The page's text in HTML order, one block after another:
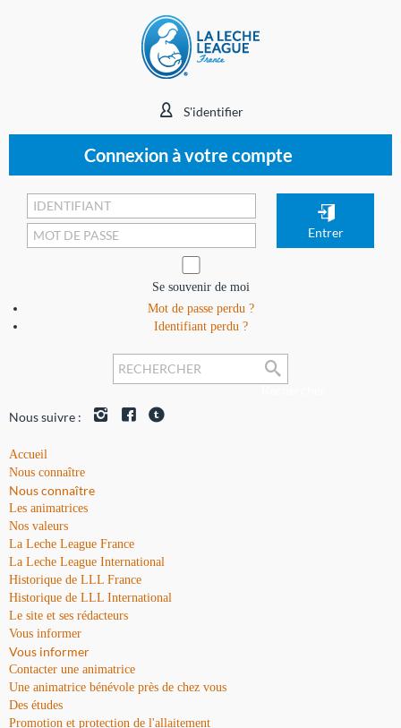
S'identifier
Connexion à votre compte
Se souvenir de moi
Mot de passe perdu ?
Identifiant perdu ?
Nous suivre :
Accueil
Nous connaître
Nous connaître
Les animatrices
Nos valeurs
La Leche League France
La Leche League International
Historique de LLL France
Historique de LLL International
Le site et ses rédacteurs
Vous informer
Vous informer
Contacter une animatrice
Une animatrice bénévole près de chez vous
Des études
Promotion et protection de l'allaitement